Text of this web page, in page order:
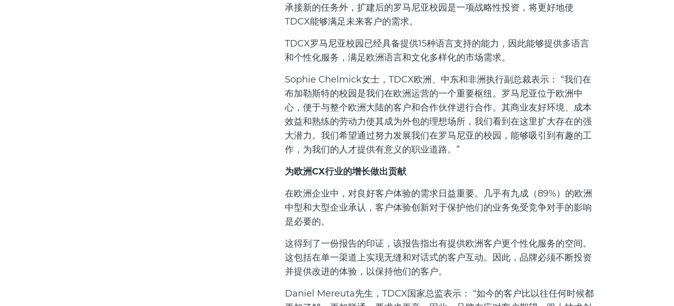
承接新的任务外，扩建后的罗马尼亚校园是一项战略性投资，将更好地使
TDCX能够满足未来客户的需求。
TDCX罗马尼亚校园已经具备提供15种语言支持的能力，因此能够提供多语言
和个性化服务，满足欧洲语言和文化多样化的市场需求。
Sophie Chelmick女士，TDCX欧洲、中东和非洲执行副总裁表示： “我们在
布加勒斯特的校园是我们在欧洲运营的一个重要枢纽。罗马尼亚位于欧洲中
心，便于与整个欧洲大陆的客户和合作伙伴进行合作。其商业友好环境、成本
效益和熟练的劳动力使其成为外包的理想场所，我们看到在这里扩大存在的强
大潜力。我们希望通过努力发展我们在罗马尼亚的校园，能够吸引到有趣的工
作，为我们的人才提供有意义的职业道路。”
为欧洲CX行业的增长做出贡献
在欧洲企业中，对良好客户体验的需求日益重要。几乎有九成（89%）的欧洲
中型和大型企业承认，客户体验创新对于保护他们的业务免受竞争对手的影响
是必要的。
这得到了一份报告的印证，该报告指出有提供欧洲客户更个性化服务的空间。
这包括在单一渠道上实现无缝和对话式的客户互动。因此，品牌必须不断投资
并提供改进的体验，以保持他们的客户。
Daniel Mereuta先生，TDCX国家总监表示： “如今的客户比以往任何时候都